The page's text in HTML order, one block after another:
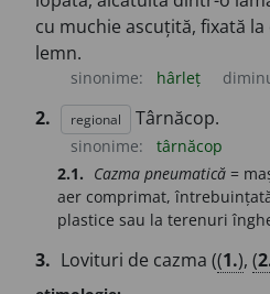
cu muchie ascuțită, fixată
lemn.
sinonime: hârleț
2. regional Târnăcop.
sinonime:
târnăcop
2.1. Cazma pneumatică =
aer comprimat,
plastice sau la terenuri
3. Lovituri de cazma ((1.), (